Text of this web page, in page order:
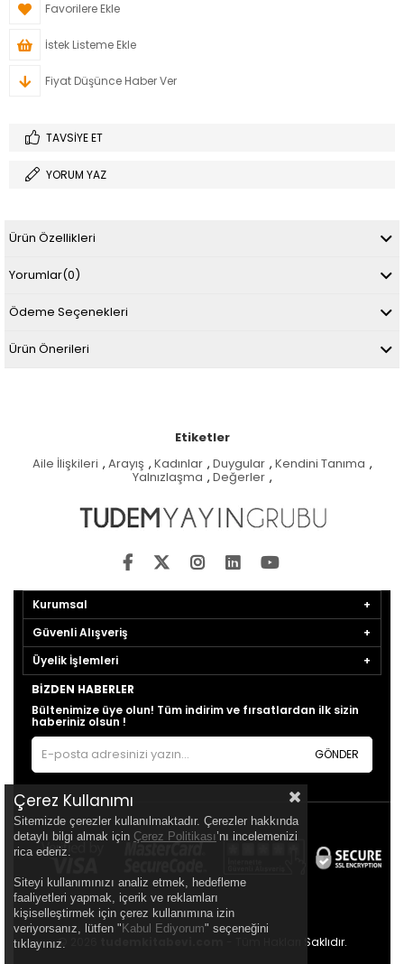
Favorilere Ekle
İstek Listeme Ekle
Fiyat Düşünce Haber Ver
TAVSIYE ET
YORUM YAZ
Ürün Özellikleri
Yorumlar(0)
Ödeme Seçenekleri
Ürün Önerileri
Etiketler
Aile İlişkileri , Arayış , Kadınlar , Duygular , Kendini Tanıma ,
Yalnızlaşma , Değerler ,
Kurumsal
Güvenli Alışveriş
Üyelik İşlemleri
BIZDEN HABERLER
Bültenimize üye olun! Tüm indirim ve fırsatlardan ilk sizin
haberiniz olsun !
GÖNDER
© 2026 - Tüm Hakları Saklıdır.
Çerez Kullanımı
Sitemizde çerezler kullanılmaktadır. Çerezler hakkında
detaylı bilgi almak için Çerez Politikası’nı incelemenizi
rica ederiz.
Siteyi kullanımınızı analiz etmek, hedefleme
faaliyetleri yapmak, içerik ve reklamları
kişiselleştirmek için çerez kullanımına izin
veriyorsanız, lütfen " Kabul Ediyorum" seçeneğini
tıklayınız.